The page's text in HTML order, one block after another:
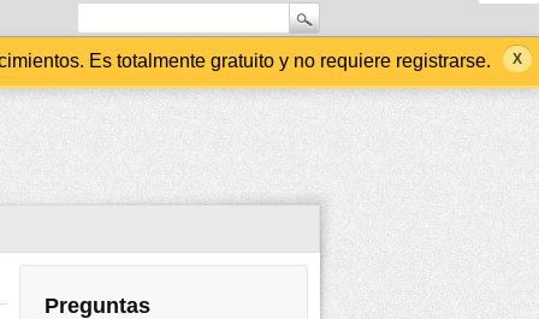
Es totalmente gratuito y no requiere registrarse.
Preguntas